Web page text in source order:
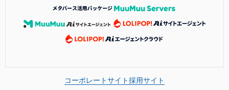
コーポレートサイト採用サイト